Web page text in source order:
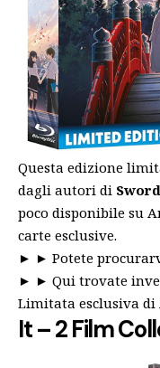
Questa edizione
dagli autori di
poco disponibile su
carte esclusive.
► ► Potete
► ► Qui trovate
Limitata esclusiva di
It – 2 Film